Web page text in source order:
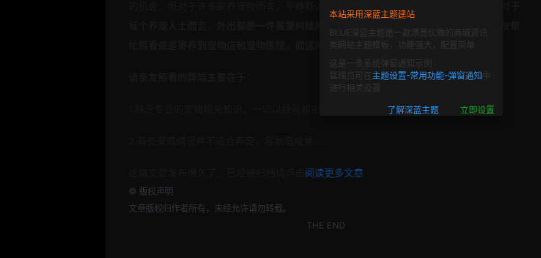
每个养宠人士而言，外出都是一件需要纠结的事情，传统的解决方式主要有两种：请亲友帮
忙照看或是寄养到宠物店和宠物医院。而这两种方式也存在着一定弊端：
1.缺乏专业的宠物相关知识，一切以经验和主观感受为依据；
阅读更多文章
© 版权声明
文章版权归作者所有，未经允许请勿转载。
THE END
本站采用深蓝主题建站
BLUE深蓝主题是一款漂亮优雅的商城资讯
类网站主题模板，功能强大，配置简单
这是一条系统弹窗通知示例
管理员可在主题设置-常用功能-弹窗通知中
进行相关设置
了解深蓝主题 立即设置